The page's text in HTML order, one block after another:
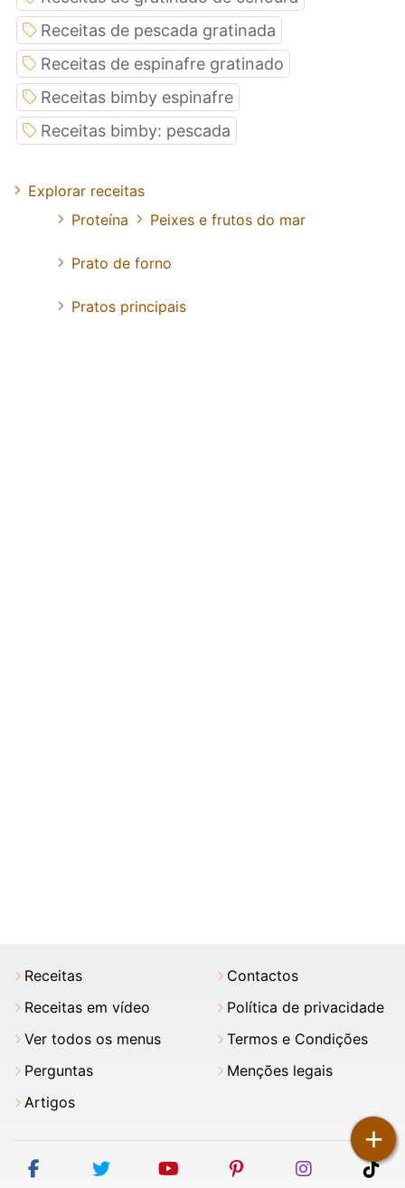
+
Receitas de pescada gratinada
Receitas de espinafre gratinado
Receitas bimby espinafre
Receitas bimby: pescada
Explorar receitas
Proteína
Peixes e frutos do mar
Prato de forno
Pratos principais
Receitas
Receitas em vídeo
Ver todos os menus
Perguntas
Artigos
Contactos
Política de privacidade
Termos e Condições
Menções legais
facebooktwitter youtubepinterestinstagram